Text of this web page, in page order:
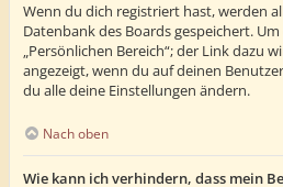
Wenn du dich registriert hast, werden
Datenbank des Boards gespeichert.
„Persönlichen Bereich“; der Link dazu
angezeigt, wenn du auf deinen
du alle deine Einstellungen ändern.
Nach oben
Wie kann ich verhindern, dass mein